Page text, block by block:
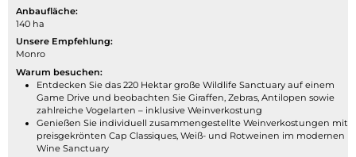
Anbaufläche:
140 ha
Unsere Empfehlung:
Monro
Warum besuchen:
Entdecken Sie das 220 Hektar große Wildlife Sanctuary auf einem
Game Drive und beobachten Sie Giraffen, Zebras, Antilopen sowie
zahlreiche Vogelarten – inklusive Weinverkostung
Genießen Sie individuell zusammengestellte Weinverkostungen mit
preisgekrönten Cap Classiques, Weiß- und Rotweinen im modernen
Wine Sanctuary